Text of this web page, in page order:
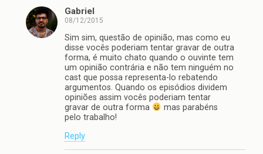
Gabriel
08/12/2015
Sim sim, questão de opinião, mas como eu
disse vocês poderiam tentar gravar de outra
forma, é muito chato quando o ouvinte tem
um opinião contrária e não tem ninguém no
cast que possa representa-lo rebatendo
argumentos. Quando os episódios dividem
opiniões assim vocês poderiam tentar
gravar de outra forma
mas parabéns
pelo trabalho!
Reply